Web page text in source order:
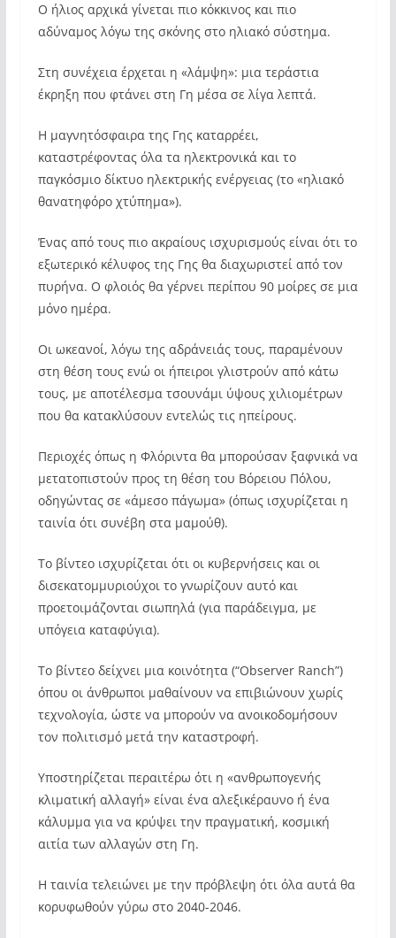
Ο ήλιος αρχικά γίνεται πιο κόκκινος και πιο
αδύναμος λόγω της σκόνης στο ηλιακό σύστημα.
Στη συνέχεια έρχεται η «λάμψη»: μια τεράστια
έκρηξη που φτάνει στη Γη μέσα σε λίγα λεπτά.
Η μαγνητόσφαιρα της Γης καταρρέει,
καταστρέφοντας όλα τα ηλεκτρονικά και το
παγκόσμιο δίκτυο ηλεκτρικής ενέργειας (το «ηλιακό
θανατηφόρο χτύπημα»).
Ένας από τους πιο ακραίους ισχυρισμούς είναι ότι το
εξωτερικό κέλυφος της Γης θα διαχωριστεί από τον
πυρήνα. Ο φλοιός θα γέρνει περίπου 90 μοίρες σε μια
μόνο ημέρα.
Οι ωκεανοί, λόγω της αδράνειάς τους, παραμένουν
στη θέση τους ενώ οι ήπειροι γλιστρούν από κάτω
τους, με αποτέλεσμα τσουνάμι ύψους χιλιομέτρων
που θα κατακλύσουν εντελώς τις ηπείρους.
Περιοχές όπως η Φλόριντα θα μπορούσαν ξαφνικά να
μετατοπιστούν προς τη θέση του Βόρειου Πόλου,
οδηγώντας σε «άμεσο πάγωμα» (όπως ισχυρίζεται η
ταινία ότι συνέβη στα μαμούθ).
Το βίντεο ισχυρίζεται ότι οι κυβερνήσεις και οι
δισεκατομμυριούχοι το γνωρίζουν αυτό και
προετοιμάζονται σιωπηλά (για παράδειγμα, με
υπόγεια καταφύγια).
Το βίντεο δείχνει μια κοινότητα (“Observer Ranch”)
όπου οι άνθρωποι μαθαίνουν να επιβιώνουν χωρίς
τεχνολογία, ώστε να μπορούν να ανοικοδομήσουν
τον πολιτισμό μετά την καταστροφή.
Υποστηρίζεται περαιτέρω ότι η «ανθρωπογενής
κλιματική αλλαγή» είναι ένα αλεξικέραυνο ή ένα
κάλυμμα για να κρύψει την πραγματική, κοσμική
αιτία των αλλαγών στη Γη.
Η ταινία τελειώνει με την πρόβλεψη ότι όλα αυτά θα
κορυφωθούν γύρω στο 2040-2046.